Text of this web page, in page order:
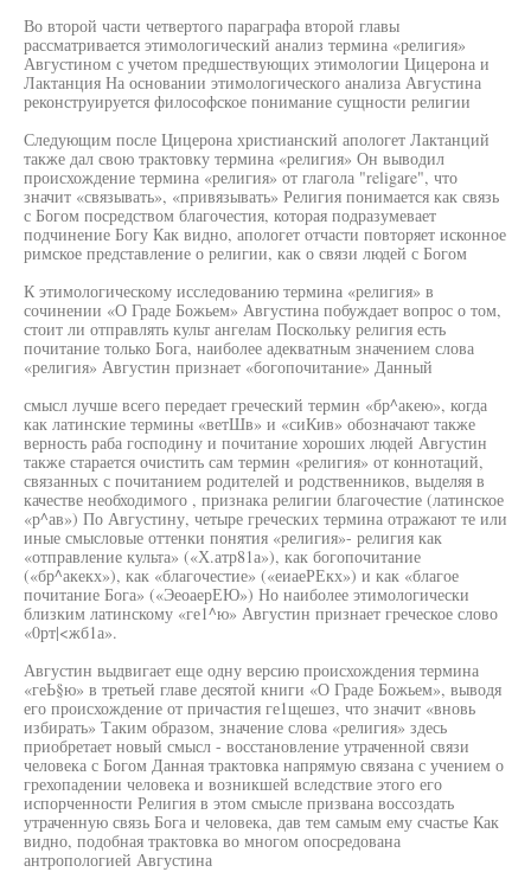
Во второй части четвертого параграфа второй главы
рассматривается этимологический анализ термина «религия»
Августином с учетом предшествующих этимологии Цицерона и
Лактанция На основании этимологического анализа Августина
реконструируется философское понимание сущности религии
Следующим после Цицерона христианский апологет Лактанций
также дал свою трактовку термина «религия» Он выводил
происхождение термина «религия» от глагола "religare", что
значит «связывать», «привязывать» Религия понимается как связь
с Богом посредством благочестия, которая подразумевает
подчинение Богу Как видно, апологет отчасти повторяет исконное
римское представление о религии, как о связи людей с Богом
К этимологическому исследованию термина «религия» в
сочинении «О Граде Божьем» Августина побуждает вопрос о том,
стоит ли отправлять культ ангелам Поскольку религия есть
почитание только Бога, наиболее адекватным значением слова
«религия» Августин признает «богопочитание» Данный
смысл лучше всего передает греческий термин «бр^акею», когда
как латинские термины «ветШв» и «сиКив» обозначают также
верность раба господину и почитание хороших людей Августин
также старается очистить сам термин «религия» от коннотаций,
связанных с почитанием родителей и родственников, выделяя в
качестве необходимого , признака религии благочестие (латинское
«р^ав») По Августину, четыре греческих термина отражают те или
иные смысловые оттенки понятия «религия»- религия как
«отправление культа» («Х.атр81а»), как богопочитание
(«бр^акекх»), как «благочестие» («еиаеРЕкх») и как «благое
почитание Бога» («ЭеоаерЕЮ») Но наиболее этимологически
близким латинскому «ге1^ю» Августин признает греческое слово
«0рт|<жб1а».
Августин выдвигает еще одну версию происхождения термина
«геЬ§ю» в третьей главе десятой книги «О Граде Божьем», выводя
его происхождение от причастия ге1щешез, что значит «вновь
избирать» Таким образом, значение слова «религия» здесь
приобретает новый смысл - восстановление утраченной связи
человека с Богом Данная трактовка напрямую связана с учением о
грехопадении человека и возникшей вследствие этого его
испорченности Религия в этом смысле призвана воссоздать
утраченную связь Бога и человека, дав тем самым ему счастье Как
видно, подобная трактовка во многом опосредована
антропологией Августина